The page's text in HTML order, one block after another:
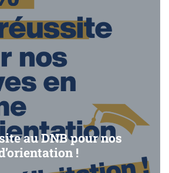
au DNB pour nos
!